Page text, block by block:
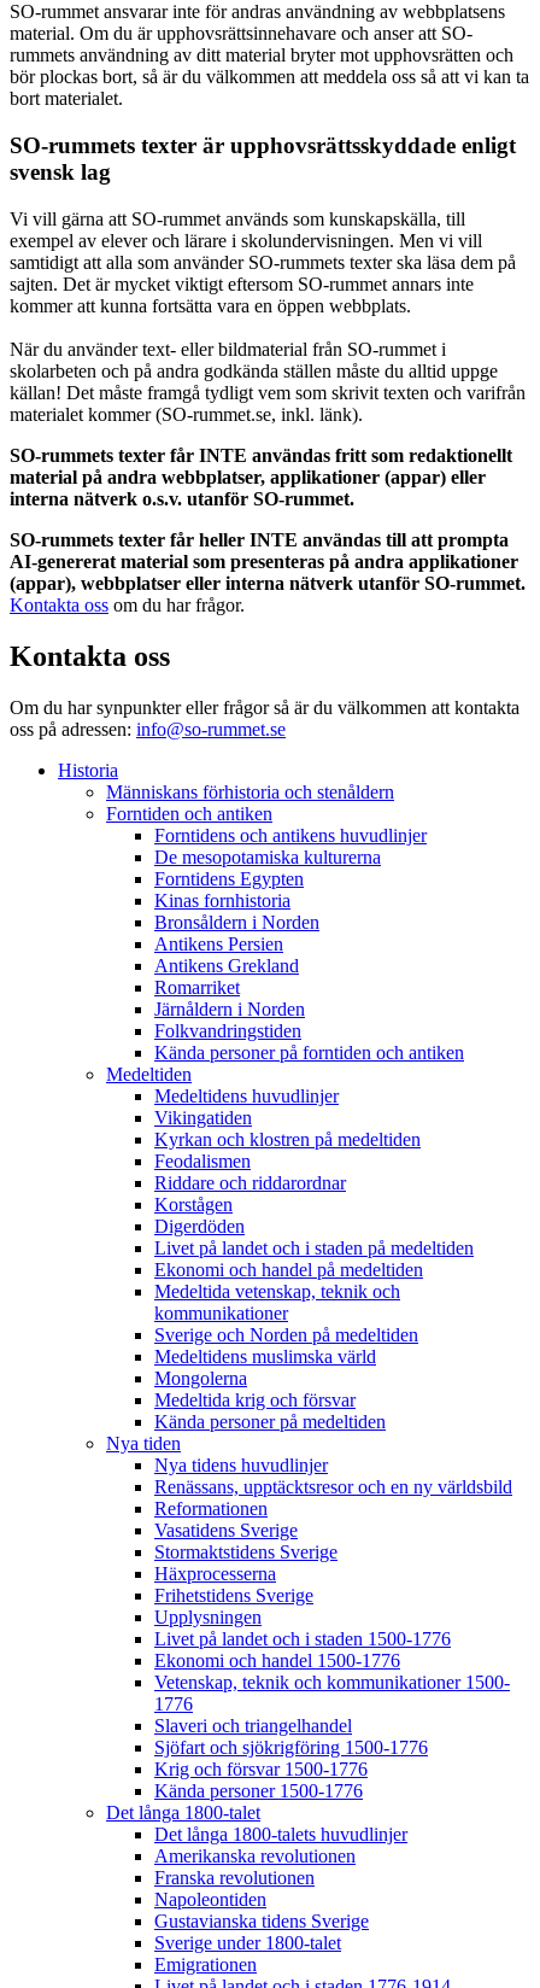
SO-rummet ansvarar inte för andras användning av webbplatsens
material. Om du är upphovsrättsinnehavare och anser att SO-
rummets användning av ditt material bryter mot upphovsrätten och
bör plockas bort, så är du välkommen att meddela oss så att vi kan ta
bort materialet.
SO-rummets texter är upphovsrättsskyddade enligt
svensk lag
Vi vill gärna att SO-rummet används som kunskapskälla, till
exempel av elever och lärare i skolundervisningen. Men vi vill
samtidigt att alla som använder SO-rummets texter ska läsa dem på
sajten. Det är mycket viktigt eftersom SO-rummet annars inte
kommer att kunna fortsätta vara en öppen webbplats.
När du använder text- eller bildmaterial från SO-rummet i
skolarbeten och på andra godkända ställen måste du alltid uppge
källan! Det måste framgå tydligt vem som skrivit texten och varifrån
materialet kommer (SO-rummet.se, inkl. länk).
SO-rummets texter får INTE användas fritt som redaktionellt
material på andra webbplatser, applikationer (appar) eller
interna nätverk o.s.v. utanför SO-rummet.
SO-rummets texter får heller INTE användas till att prompta
AI-genererat material som presenteras på andra applikationer
(appar), webbplatser eller interna nätverk utanför SO-rummet.
Kontakta oss om du har frågor.
Kontakta oss
Om du har synpunkter eller frågor så är du välkommen att kontakta
oss på adressen: info@so-rummet.se
Historia
Människans förhistoria och stenåldern
Forntiden och antiken
Forntidens och antikens huvudlinjer
De mesopotamiska kulturerna
Forntidens Egypten
Kinas fornhistoria
Bronsåldern i Norden
Antikens Persien
Antikens Grekland
Romarriket
Järnåldern i Norden
Folkvandringstiden
Kända personer på forntiden och antiken
Medeltiden
Medeltidens huvudlinjer
Vikingatiden
Kyrkan och klostren på medeltiden
Feodalismen
Riddare och riddarordnar
Korstågen
Digerdöden
Livet på landet och i staden på medeltiden
Ekonomi och handel på medeltiden
Medeltida vetenskap, teknik och
kommunikationer
Sverige och Norden på medeltiden
Medeltidens muslimska värld
Mongolerna
Medeltida krig och försvar
Kända personer på medeltiden
Nya tiden
Nya tidens huvudlinjer
Renässans, upptäcktsresor och en ny världsbild
Reformationen
Vasatidens Sverige
Stormaktstidens Sverige
Häxprocesserna
Frihetstidens Sverige
Upplysningen
Livet på landet och i staden 1500-1776
Ekonomi och handel 1500-1776
Vetenskap, teknik och kommunikationer 1500-
1776
Slaveri och triangelhandel
Sjöfart och sjökrigföring 1500-1776
Krig och försvar 1500-1776
Kända personer 1500-1776
Det långa 1800-talet
Det långa 1800-talets huvudlinjer
Amerikanska revolutionen
Franska revolutionen
Napoleontiden
Gustavianska tidens Sverige
Sverige under 1800-talet
Emigrationen